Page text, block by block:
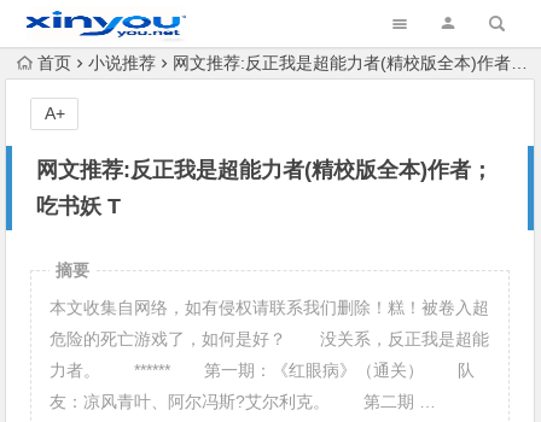
首页 小说推荐 网文推荐:反正我是超能力者(精校版全本)作者；吃书妖 T
网文推荐:反正我是超能力者(精校版全本)作者；
吃书妖 T
A+
摘要
本文收集自网络，如有侵权请联系我们删除！糕！被卷入超
危险的死亡游戏了，如何是好？ 没关系，反正我是超能
力者。 ****** 第一期：《红眼病》（通关） 队
友：凉风青叶、阿尔冯斯?艾尔利克。 第二期 …